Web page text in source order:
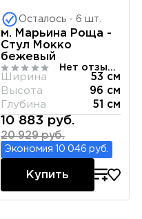
Осталось - 6 шт.
м. Марьина Роща -
Стул Мокко
бежевый
Нет отзывов
Ширина
53 см
Высота
96 см
Глубина
51 см
10 883 руб.
20 929 руб.
Экономия 10 046 руб.
Купить